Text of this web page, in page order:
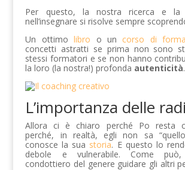
Per questo, la nostra ricerca e la
nell’insegnare si risolve sempre
Un ottimolibro o un corso di
concetti astratti se prima non sono
stessi formatori e se non hanno
la loro (la nostra!) profonda autenticità.
L’importanza delle
Allora ci è chiaro perché Po resta
perché, in realtà, egli non sa
conosce la sua storia. E questo lo
debole e vulnerabile. Come
condottiero del genere guidare gli altri